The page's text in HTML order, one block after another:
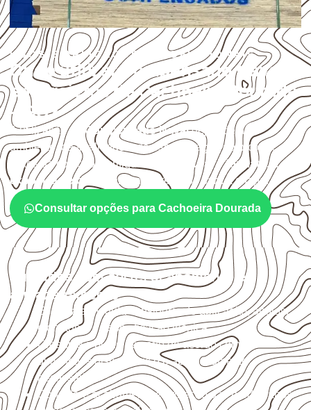
USOS E APLICAÇÕES PROFISSIONAIS
Onde utilizar Compensado Naval
em projetos de Cachoeira Dourada
– GO?
A utilização do Compensado Navaldepende do
ambiente, da finalidade e da especificação do projeto.
Antes da cotação, verifique a
espessura, o formato, a
exposição e o acabamento
previstos para a chapa.
Consultar opções para Cachoeira Dourada
Cuidados com corte, acabamento e
armazenamento
Escolha a medida considerando aplicação, apoios,
montagem e especificação técnica.
Organize o plano de corte de acordo com as
dimensões disponíveis e o aproveitamento
necessário.
Considere acabamento e proteção das bordas após